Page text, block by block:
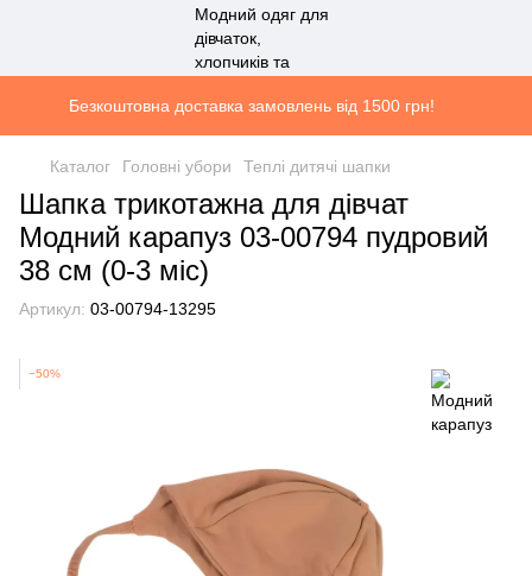
Безкоштовна доставка замовлень від 1500 грн!
Каталог Головні убори Теплі дитячі шапки
Шапка трикотажна для дівчат
Модний карапуз 03-00794 пудровий
38 см (0-3 міс)
Артикул: 03-00794-13295
−50%